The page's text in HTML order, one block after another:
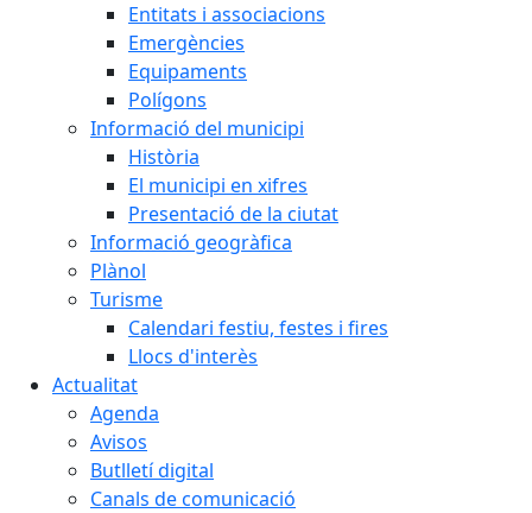
Entitats i associacions
Emergències
Equipaments
Polígons
Informació del municipi
Història
El municipi en xifres
Presentació de la ciutat
Informació geogràfica
Plànol
Turisme
Calendari festiu, festes i fires
Llocs d'interès
Actualitat
Agenda
Avisos
Butlletí digital
Canals de comunicació